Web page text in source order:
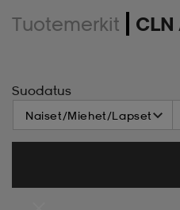
Tuotemerkit CLN
Suodatus
Naiset/Miehet/Lapset